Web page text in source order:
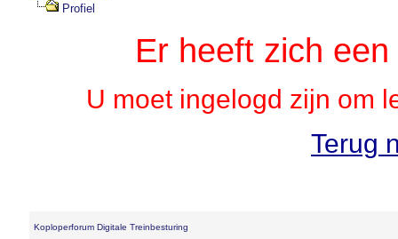
Profiel
Er heeft zich
U moet ingelogd zijn om
Terug
Koploperforum Digitale Treinbesturing